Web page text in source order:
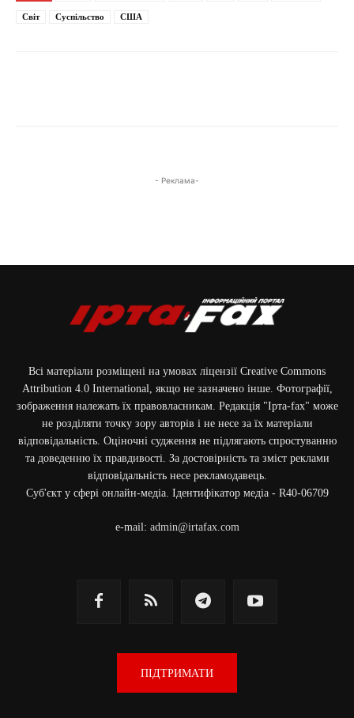
Світ Суспільство США
- Реклама-
Всі матеріали розміщені на умовах ліцензії Creative Commons
Attribution 4.0 International, якщо не зазначено інше. Фотографії,
зображення належать їх правовласникам. Редакція "Ірта-fax" може
не розділяти точку зору авторів і не несе за їх матеріали
відповідальність. Оціночні судження не підлягають спростуванню
та доведенню їх правдивості. За достовірність та зміст реклами
відповідальність несе рекламодавець.
Cуб'єкт у сфері онлайн-медіа. Ідентифікатор медіа - R40-06709
e-mail: admin@irtafax.com
ПІДТРИМАТИ